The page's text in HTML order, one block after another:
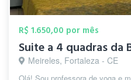
R$ 1.650,00 por mês
Suite a 4 quadras da
Meireles, Fortaleza - CE